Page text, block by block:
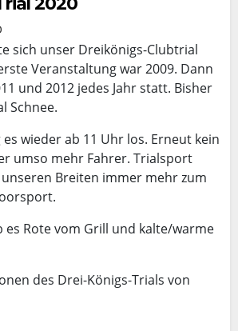
sich unser Dreikönigs-Clubtrial
Veranstaltung war 2009. Dann
und 2012 jedes Jahr statt. Bisher
Schnee.
es wieder ab 11 Uhr los. Erneut kein
umso mehr Fahrer. Trialsport
Breiten immer mehr zum
es Rote vom Grill und kalte/warme
des Drei-Königs-Trials von